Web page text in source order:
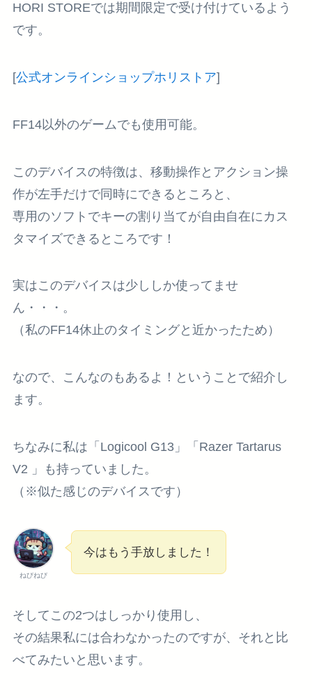
HORI STOREでは期間限定で受け付けているよう
です。
[公式オンラインショップホリストア]
FF14以外のゲームでも使用可能。
このデバイスの特徴は、移動操作とアクション操
作が左手だけで同時にできるところと、
専用のソフトでキーの割り当てが自由自在にカス
タマイズできるところです！
実はこのデバイスは少ししか使ってませ
ん・・・。
（私のFF14休止のタイミングと近かったため）
なので、こんなのもあるよ！ということで紹介し
ます。
ちなみに私は 「Logicool G13」「Razer Tartarus
V2 」
も持っていました。
（※似た感じのデバイスです）
ねびねび
今はもう手放しました！
そしてこの2つはしっかり使用し、
その結果私には合わなかったのですが、それと比
べてみたいと思います。